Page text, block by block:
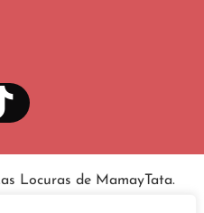
Locuras de MamayTata.